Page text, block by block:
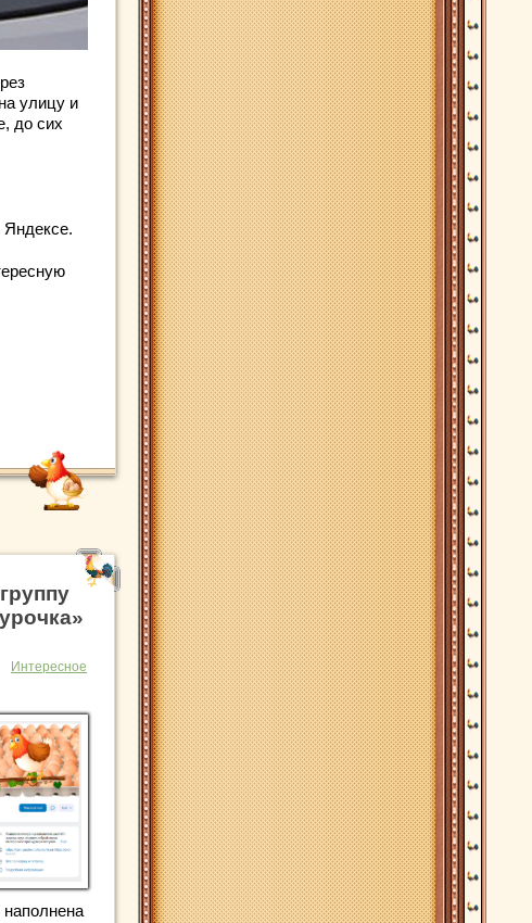
улицу и
до сих
Яндексе.
Интересное